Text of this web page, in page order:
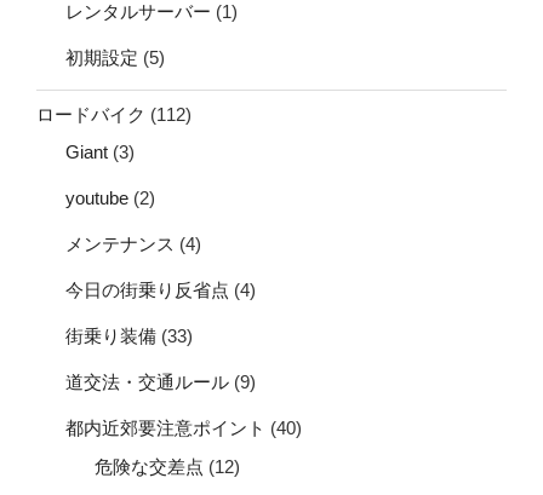
レンタルサーバー (1)
初期設定 (5)
ロードバイク (112)
Giant (3)
youtube (2)
メンテナンス (4)
今日の街乗り反省点 (4)
街乗り装備 (33)
道交法・交通ルール (9)
都内近郊要注意ポイント (40)
危険な交差点 (12)